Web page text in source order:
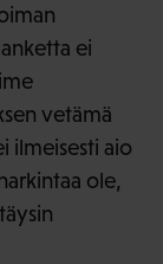
ei
vetämä
ilmeisesti aio
ole,